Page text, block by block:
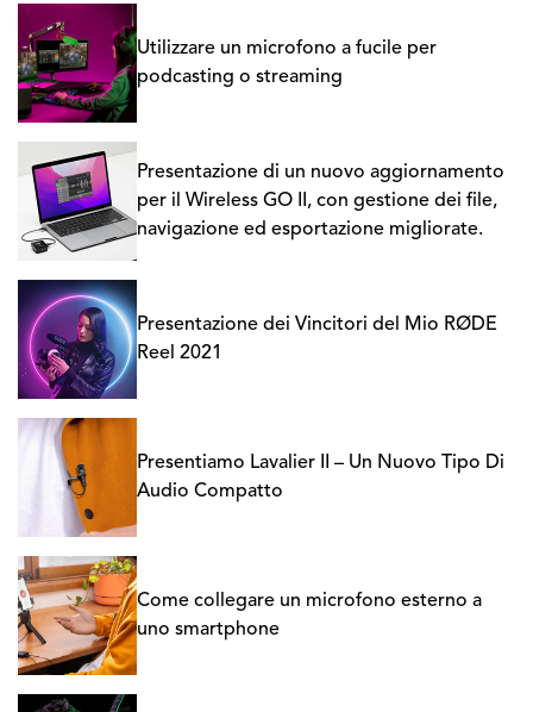
Utilizzare un microfono a fucile per
podcasting o streaming
Presentazione di un nuovo aggiornamento
per il Wireless GO II, con gestione dei file,
navigazione ed esportazione migliorate.
Presentazione dei Vincitori del Mio RØDE
Reel 2021
Presentiamo Lavalier II – Un Nuovo Tipo Di
Audio Compatto
Come collegare un microfono esterno a
uno smartphone